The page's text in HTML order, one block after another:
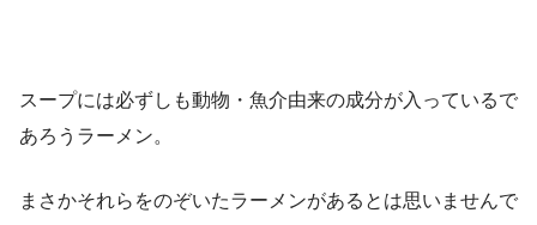
スープには必ずしも動物・魚介由来の成分が入っているで
あろうラーメン。
まさかそれらをのぞいたラーメンがあるとは思いませんで